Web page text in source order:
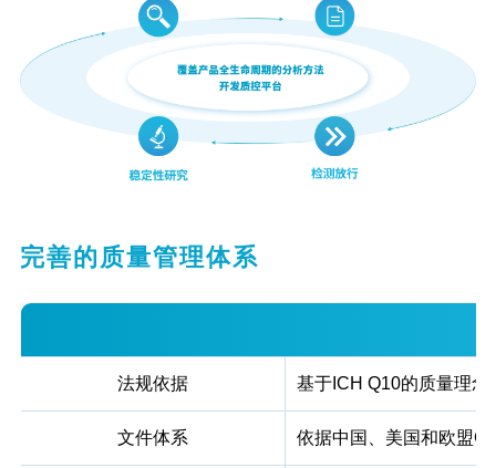
完善的质量管理体系
法规依据 基于ICH Q10的质量理
文件体系 依据中国、美国和欧盟